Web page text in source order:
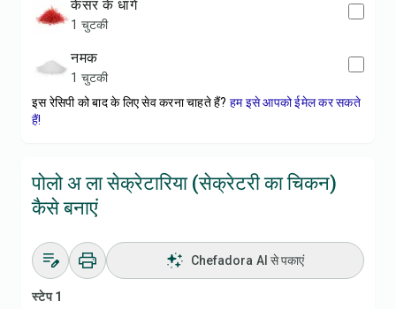
केसर के धागे
1 चुटकी
नमक
1 चुटकी
इस रेसिपी को बाद के लिए सेव करना चाहते हैं? हम इसे आपको ईमेल कर सकते
हैं!
पोलो अ ला सेक्रेटारिया (सेक्रेटरी का चिकन)
कैसे बनाएं
Chefadora AI से पकाएं
स्टेप 1